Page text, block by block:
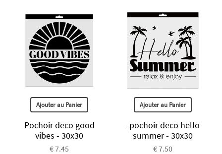
Ajouter au Panier
Pochoir deco good
vibes - 30x30
€ 7.45
Ajouter au Panier
-pochoir deco hello
summer - 30x30
€ 7.50